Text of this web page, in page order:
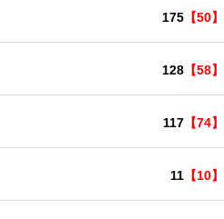
【50】
175
【58】
128
【74】
117
【10】
11